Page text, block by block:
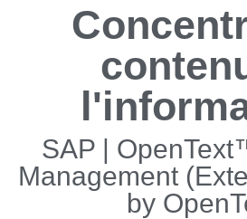
SAP |
Management
by